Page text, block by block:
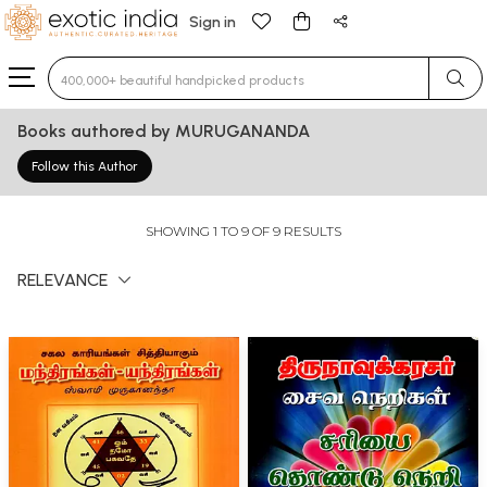
Sign in
Type 3 or more characters for results.
Books authored by MURUGANANDA
Follow this Author
SHOWING 1 TO 9 OF 9 RESULTS
RELEVANCE